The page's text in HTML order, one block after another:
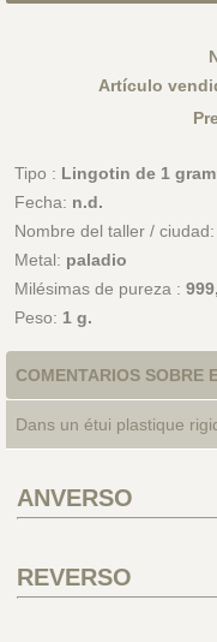
Artículo
Tipo : Lingotin de 1
Fecha: n.d.
Nombre del taller / ciudad:
Metal: paladio
Milésimas de pureza :
Peso: 1 g.
COMENTARIOS SOBRE
Dans un étui plastique
ANVERSO
REVERSO